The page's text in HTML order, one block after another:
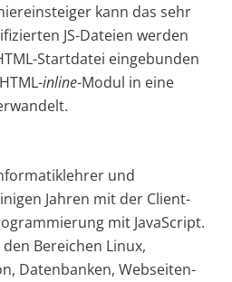
kann das sehr
JS-Dateien werden
Startdatei eingebunden
inline-Modul in eine
und
Jahren mit der Client-
mit JavaScript.
Bereichen Linux,
Datenbanken, Webseiten-